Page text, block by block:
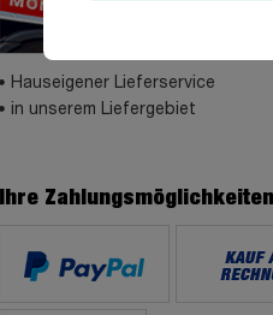
Hauseigener Lieferservice
in unserem Liefergebiet
Ihre Zahlungsmöglichkeiten